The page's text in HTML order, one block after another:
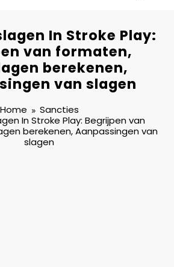
In Stroke Play:
van formaten,
berekenen,
van slagen
Home
Sancties
In Stroke Play: Begrijpen van
berekenen, Aanpassingen van
slagen